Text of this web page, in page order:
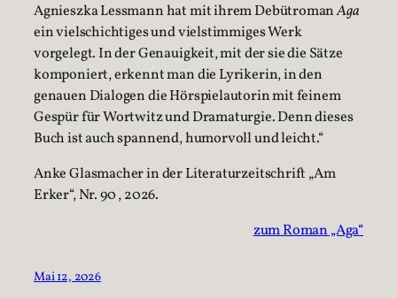
Agnieszka Lessmann hat mit ihrem DebütromanAga
ein vielschichtiges und vielstimmiges Werk
vorgelegt. In der Genauigkeit, mit der sie die Sätze
komponiert, erkennt man die Lyrikerin, in den
genauen Dialogen die Hörspielautorin mit feinem
Gespür für Wortwitz und Dramaturgie. Denn dieses
Buch ist auch spannend, humorvoll und leicht.“
Anke Glasmacher in der Literaturzeitschrift „Am
Erker“, Nr. 90 , 2026.
zum Roman „Aga“
Mai 12, 2026